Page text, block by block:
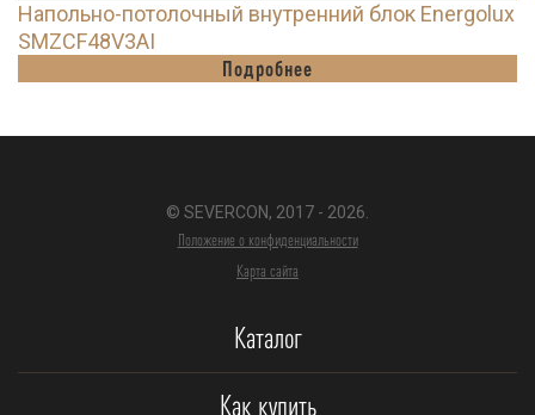
Напольно-потолочный внутренний блок Energolux
SMZCF48V3AI
Подробнее
© SEVERCON, 2017 - 2026.
Положение о конфиденциальности
Карта сайта
Каталог
Как купить